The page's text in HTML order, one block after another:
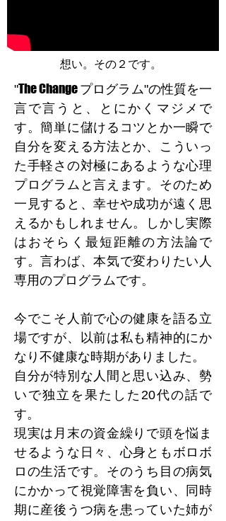
​想い。その２です。
"The Change プログラム"の性質を一
言で言うと、とにかくマジメで
す。簡単に儲けるコツとか一瞬で
自分を変える方法とか、こういっ
た手軽さの対極にあるような心理
プログラムと言えます。そのため
一見すると、幸せや成功が遠く思
えるかもしれません。しかし実際
はおそらく最短距離の方法論で
す。言わば、本気で変わりたい人
専用のプログラムです。
今でこそ人前で心の健康を語る立
場ですが、以前は私も精神的にか
なり不健康な時期がありました。
自分が特別な人間と思い込み、勢
いで独立を果たした20代の話で
す。
現実は月末の資金繰りで頭を悩ま
せるような日々、心身ともボロボ
ロの生活です。そのうち目の病気
にかかって視覚障害を負い、同時
期に産後うつ病を患っていた姉が